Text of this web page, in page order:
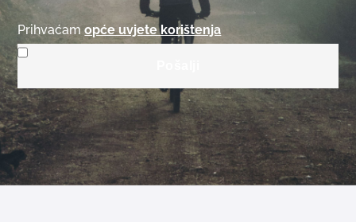
Prihvaćam opće uvjete korištenja